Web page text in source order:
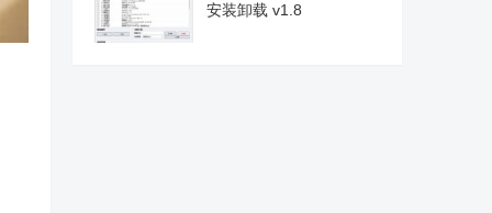
安装卸载 v1.8